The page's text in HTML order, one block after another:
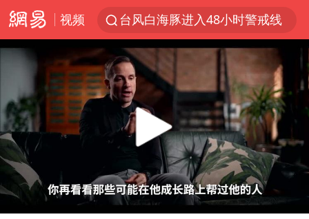
视频
台风白海豚进入48小时警戒线
中方回应是否在太平洋海底开采稀土
看守所辅警收受10万获刑1年
U17国足1分钟轰2球
五粮液渠道价一箱上涨近百元
宇树科技发行价格150.80元/股
宇树科技王兴兴身家有望超200亿元
Play
00:00 06:37